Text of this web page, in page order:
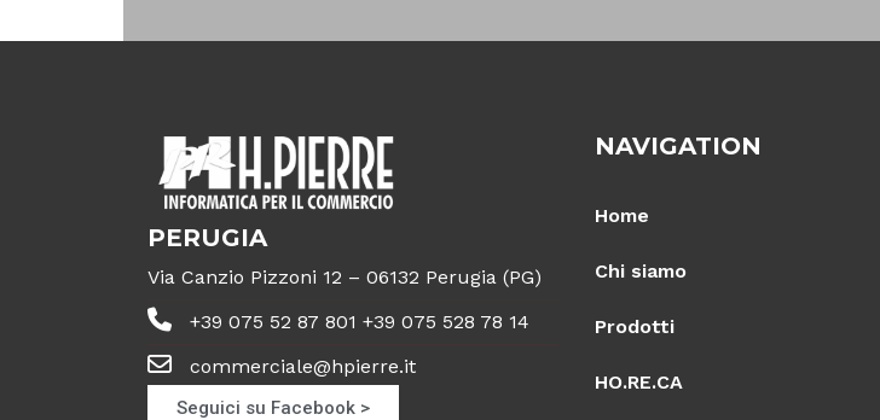
PERUGIA
Via Canzio Pizzoni 12 – 06132 Perugia (PG)
+39 075 52 87 801 +39 075 528 78 14
commerciale@hpierre.it
Seguici su Facebook >
NAVIGATION
Home
Chi siamo
Prodotti
HO.RE.CA